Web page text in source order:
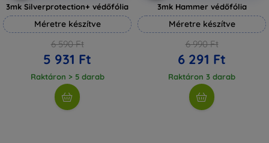
3mk Silverprotection+ védőfólia
Méretre készítve
6 590 Ft
5 931 Ft
Raktáron > 5 darab
3mk Hammer védőfólia
Méretre készítve
6 990 Ft
6 291 Ft
Raktáron 3 darab